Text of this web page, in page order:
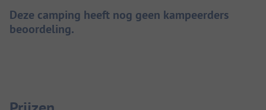
Deze camping heeft nog geen kampeerders
beoordeling.